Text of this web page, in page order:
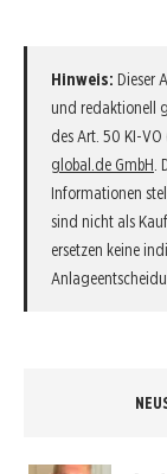
Hinweis: Dieser
und redaktionell
des Art. 50 KI-
global.de GmbH.
Informationen
sind nicht als
ersetzen keine